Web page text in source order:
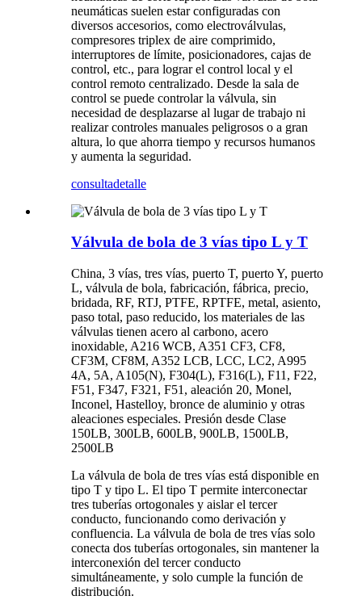
neumáticas suelen estar configuradas con
diversos accesorios, como electroválvulas,
compresores triplex de aire comprimido,
interruptores de límite, posicionadores, cajas de
control, etc., para lograr el control local y el
control remoto centralizado. Desde la sala de
control se puede controlar la válvula, sin
necesidad de desplazarse al lugar de trabajo ni
realizar controles manuales peligrosos o a gran
altura, lo que ahorra tiempo y recursos humanos
y aumenta la seguridad.
consultadetalle
Válvula de bola de 3 vías tipo L y T
China, 3 vías, tres vías, puerto T, puerto Y, puerto
L, válvula de bola, fabricación, fábrica, precio,
bridada, RF, RTJ, PTFE, RPTFE, metal, asiento,
paso total, paso reducido, los materiales de las
válvulas tienen acero al carbono, acero
inoxidable, A216 WCB, A351 CF3, CF8,
CF3M, CF8M, A352 LCB, LCC, LC2, A995
4A, 5A, A105(N), F304(L), F316(L), F11, F22,
F51, F347, F321, F51, aleación 20, Monel,
Inconel, Hastelloy, bronce de aluminio y otras
aleaciones especiales. Presión desde Clase
150LB, 300LB, 600LB, 900LB, 1500LB,
2500LB
La válvula de bola de tres vías está disponible en
tipo T y tipo L. El tipo T permite interconectar
tres tuberías ortogonales y aislar el tercer
conducto, funcionando como derivación y
confluencia. La válvula de bola de tres vías solo
conecta dos tuberías ortogonales, sin mantener la
interconexión del tercer conducto
simultáneamente, y solo cumple la función de
distribución.